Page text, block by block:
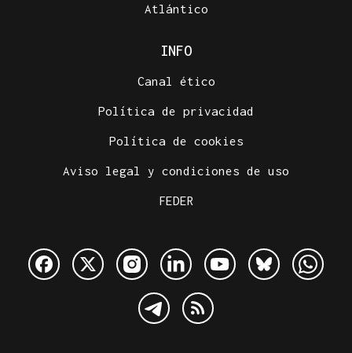
Atlántico
INFO
Canal ético
Política de privacidad
Política de cookies
Aviso legal y condiciones de uso
FEDER